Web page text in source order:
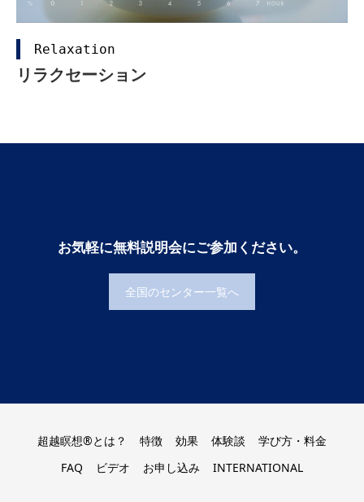
Relaxation
リラクセーション
お気軽に無料説明会にご参加ください。
全国のセンター一覧へ
超越瞑想®とは？ 特徴 効果 体験談
学び方・料金
FAQ
ビデオ お申し込み INTERNATIONAL